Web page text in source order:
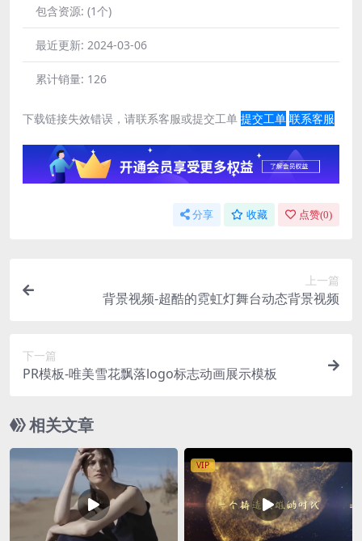
包含资源: (1个)
最近更新: 2024-03-06
累计销量: 126
下载链接失效错误，请联系客服或提交工单 提交工单 联系客服
分享 收藏 点赞(0)
上一篇
背景视频-超酷的霓虹灯舞台动态背景视频
下一篇
PR模板-唯美雪花飘落logo标志动画展示模板
相关文章
VIP